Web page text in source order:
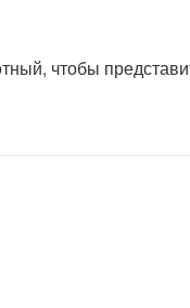
чтобы